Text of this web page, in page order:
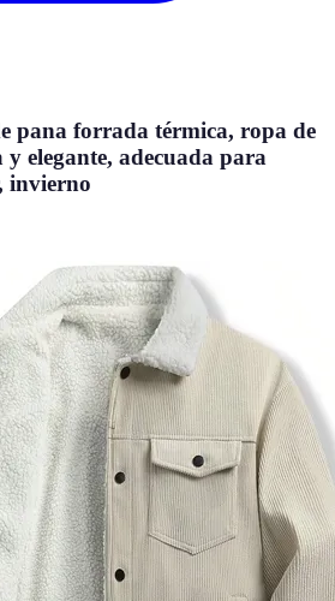
pana forrada térmica, ropa de
elegante, adecuada para
invierno